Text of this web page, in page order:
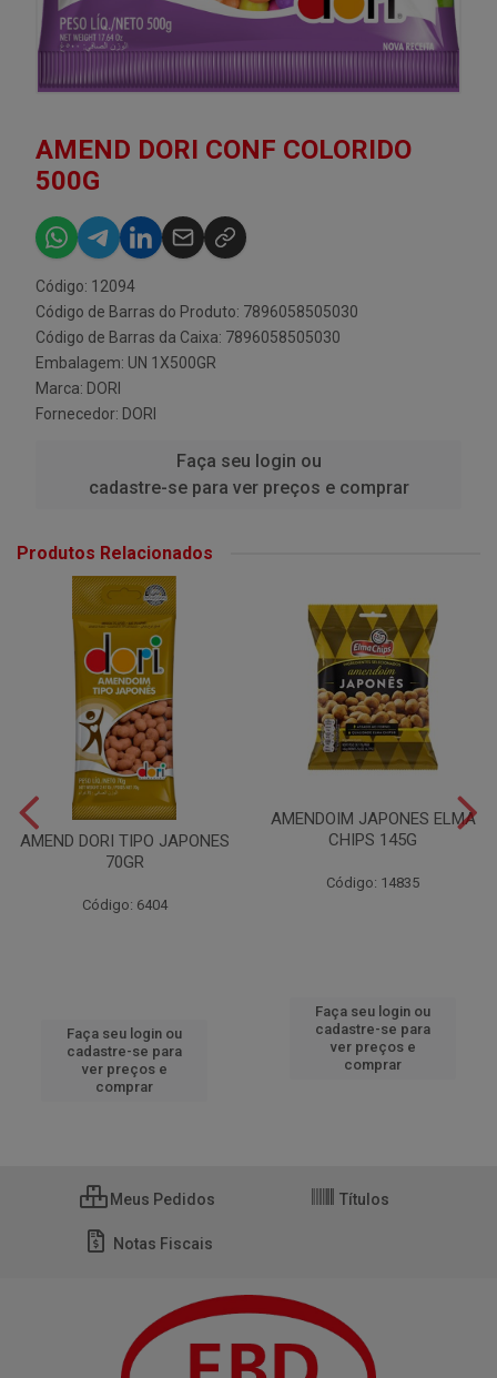
AMEND DORI CONF COLORIDO
500G
Código: 12094
Código de Barras do Produto: 7896058505030
Código de Barras da Caixa: 7896058505030
Embalagem: UN 1X500GR
Marca: DORI
Fornecedor: DORI
Faça seu login ou
cadastre-se para ver preços e comprar
Produtos Relacionados
AMEND DORI TIPO JAPONES
70GR
Código: 6404
Faça seu login ou
cadastre-se para
ver preços e
comprar
AMENDOIM JAPONES ELMA
CHIPS 145G
Código: 14835
Faça seu login ou
cadastre-se para
ver preços e
comprar
Meus Pedidos Títulos
Notas Fiscais